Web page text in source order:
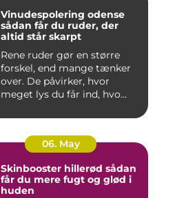
Vinudespolering odense
sådan får du ruder, der
altid står skarpt
Rene ruder gør en større
forskel, end mange tænker
over. De påvirker, hvor
meget lys du får ind, hvo...
06. May
Skinbooster hillerød sådan
får du mere fugt og glød i
huden